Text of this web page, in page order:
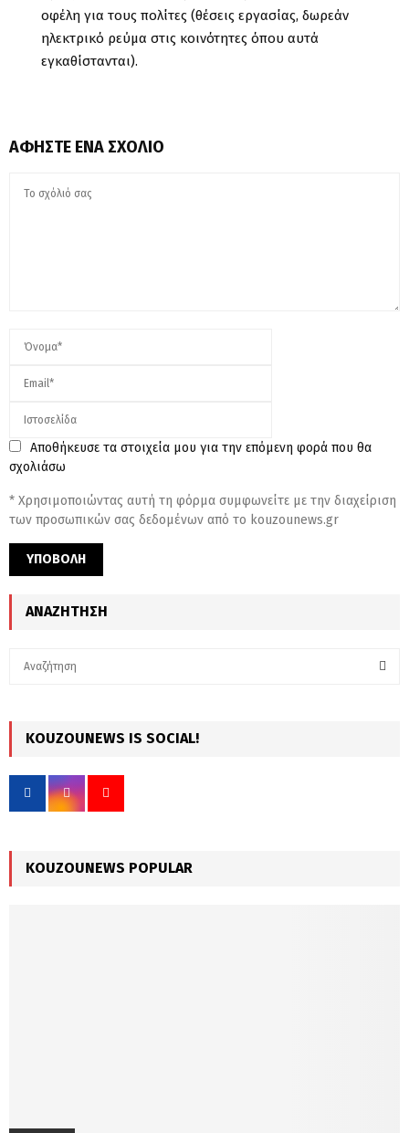
οφέλη για τους πολίτες (θέσεις εργασίας, δωρεάν
ηλεκτρικό ρεύμα στις κοινότητες όπου αυτά
εγκαθίστανται).
ΑΦΉΣΤΕ ΈΝΑ ΣΧΌΛΙΟ
Αποθήκευσε τα στοιχεία μου για την επόμενη φορά που θα
σχολιάσω
* Χρησιμοποιώντας αυτή τη φόρμα συμφωνείτε με την διαχείριση
των προσωπικών σας δεδομένων από το kouzounews.gr
ΑΝΑΖΉΤΗΣΗ
h
f
r
KOUZOUNEWS IS SOCIAL!
KOUZOUNEWS POPULAR